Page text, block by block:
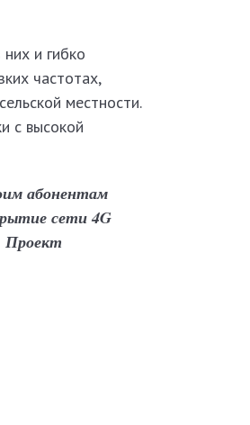
и гибко
частотах,
местности.
с высокой
абонентам
сети 4G
Проект